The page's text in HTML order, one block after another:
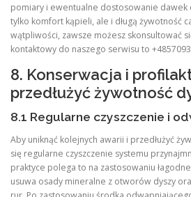
pomiary i ewentualne dostosowanie dawek
tylko komfort kąpieli, ale i długą żywotność
wątpliwości, zawsze możesz skonsultować
kontaktowy do naszego serwisu to
8. Konserwacja i
przedłużyć żywotność
8.1 Regularne czyszczenie i
Aby uniknąć kolejnych awarii i przedłużyć
się regularne czyszczenie systemu
praktyce polega to na zastosowaniu
usuwa osady mineralne z otworów dyszy